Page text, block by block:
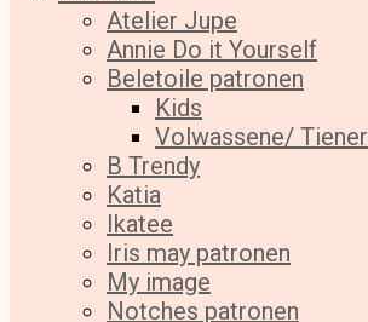
Atelier Jupe
Annie Do it Yourself
Beletoile patronen
Kids
Volwassene/ Tiener
B Trendy
Katia
Ikatee
Iris may patronen
My image
Notches patronen